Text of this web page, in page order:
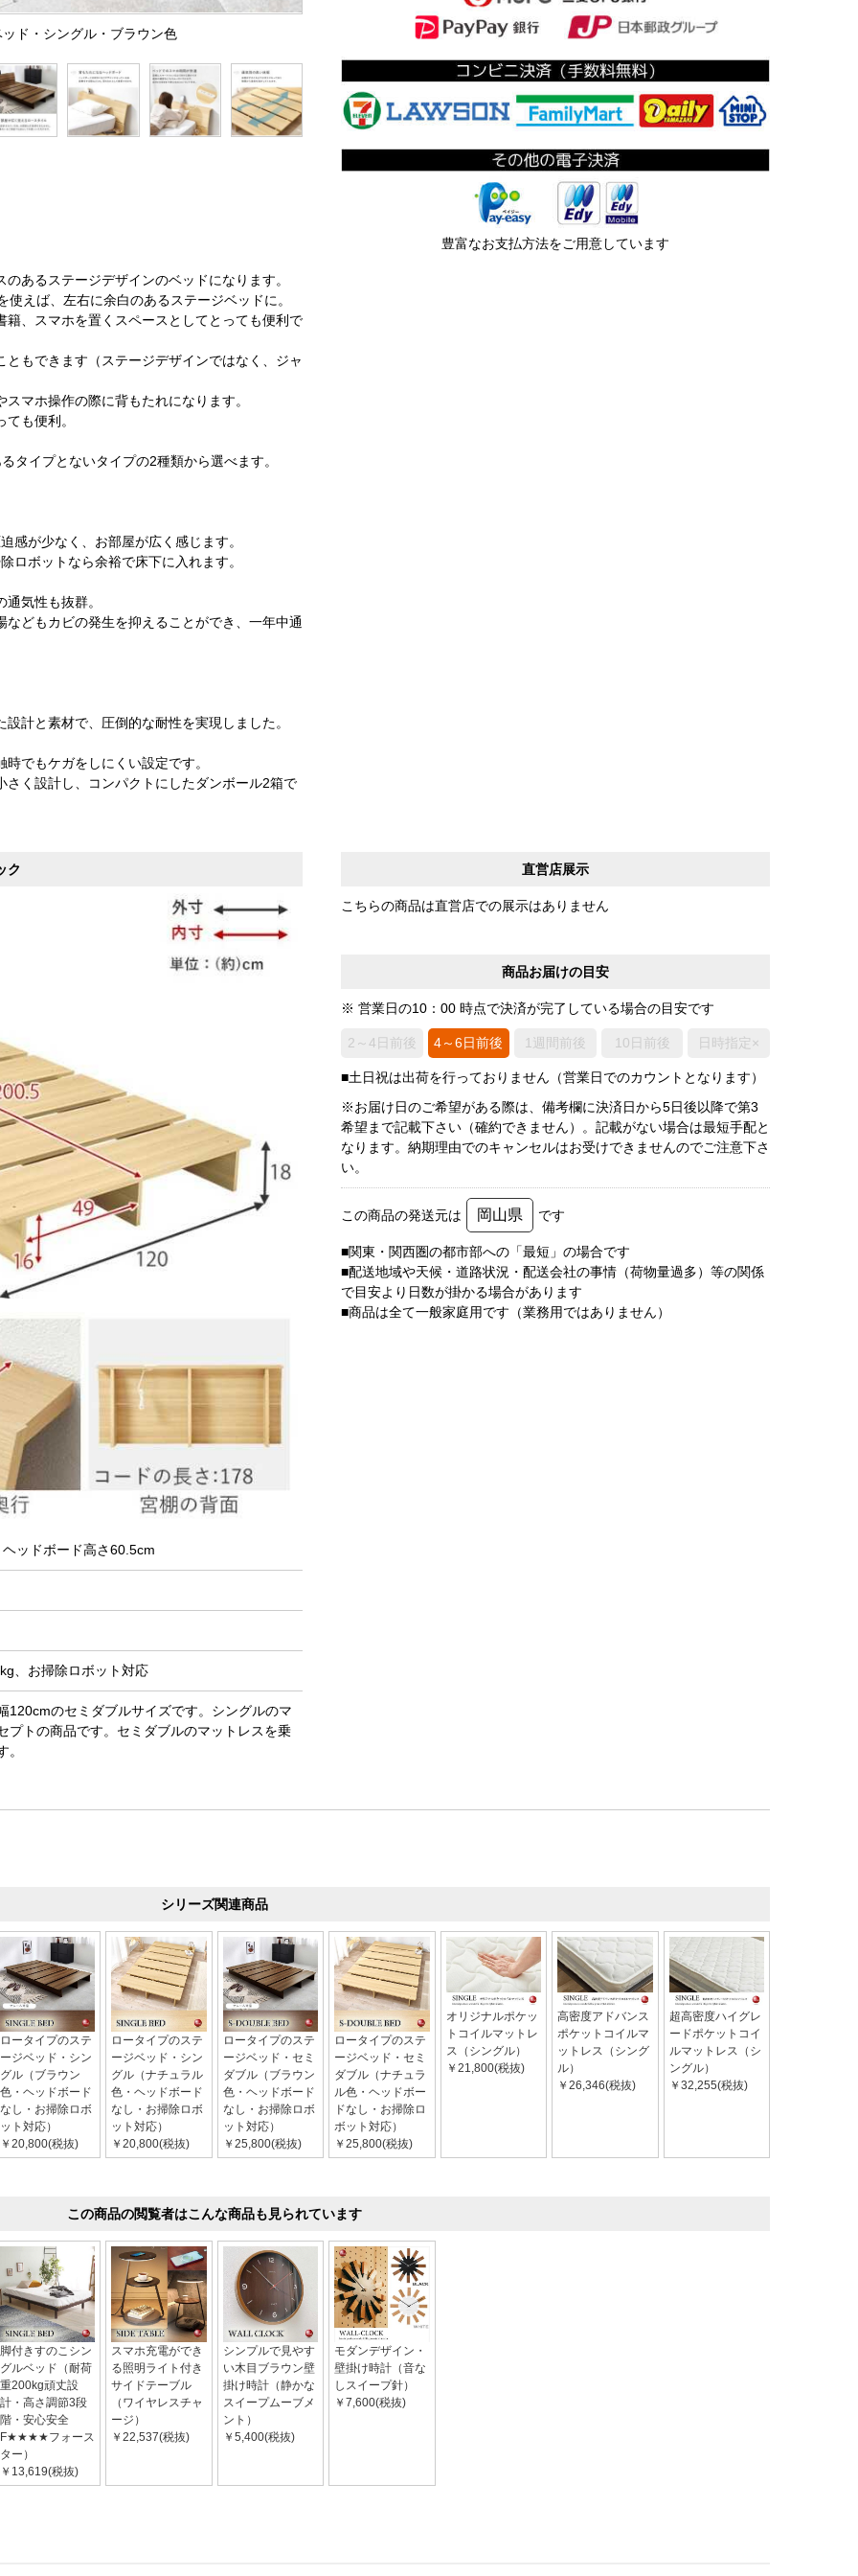
ド・シングル・ブラウン色
あるステージデザインのベッドになります。
えば、左右に余白のあるステージベッドに。
、スマホを置くスペースとしてとっても便利で
もできます（ステージデザインではなく、ジャ
マホ操作の際に背もたれになります。
も便利。
タイプとないタイプの2種類から選べます。
感が少なく、お部屋が広く感じます。
ロボットなら余裕で床下に入れます。
気性も抜群。
どもカビの発生を抑えることができ、一年中通
計と素材で、圧倒的な耐性を実現しました。
でもケガをしにくい設定です。
く設計し、コンパクトにしたダンボール2箱で
豊富なお支払方法をご用意しています
直営店展示
こちらの商品は直営店での展示はありません
商品お届けの目安
※ 営業日の10：00 時点で決済が完了している場合の目安です
2～4日前後 4～6日前後 1週間前後 10日前後 日時指定×
■土日祝は出荷を行っておりません（営業日でのカウントとなります）
※お届け日のご希望がある際は、備考欄に決済日から5日後以降で第3
希望まで記載下さい（確約できません）。記載がない場合は最短手配と
なります。納期理由でのキャンセルはお受けできませんのでご注意下さ
い。
この商品の発送元は 岡山県 です
■関東・関西圏の都市部への「最短」の場合です
■配送地域や天候・道路状況・配送会社の事情（荷物量過多）等の関係
で目安より日数が掛かる場合があります
■商品は全て一般家庭用です（業務用ではありません）
ク
ッドボード高さ60.5cm
、お掃除ロボット対応
のセミダブルサイズです。シングルのマ
プトの商品です。セミダブルのマットレスを乗
シリーズ関連商品
ロータイプのステ
ージベッド・シン
グル（ブラウン
色・ヘッドボード
なし・お掃除ロボ
ット対応）
￥20,800(税抜)
ロータイプのステ
ージベッド・シン
グル（ナチュラル
色・ヘッドボード
なし・お掃除ロボ
ット対応）
￥20,800(税抜)
ロータイプのステ
ージベッド・セミ
ダブル（ブラウン
色・ヘッドボード
なし・お掃除ロボ
ット対応）
￥25,800(税抜)
ロータイプのステ
ージベッド・セミ
ダブル（ナチュラ
ル色・ヘッドボー
ドなし・お掃除ロ
ボット対応）
￥25,800(税抜)
オリジナルポケッ
トコイルマットレ
ス（シングル）
￥21,800(税抜)
高密度アドバンス
ポケットコイルマ
ットレス（シング
ル）
￥26,346(税抜)
超高密度ハイグレ
ードポケットコイ
ルマットレス（シ
ングル）
￥32,255(税抜)
この商品の閲覧者はこんな商品も見られています
脚付きすのこシン
グルベッド（耐荷
重200kg頑丈設
計・高さ調節3段
階・安心安全
F★★★★フォース
ター）
￥13,619(税抜)
スマホ充電ができ
る照明ライト付き
サイドテーブル
（ワイヤレスチャ
ージ）
￥22,537(税抜)
シンプルで見やす
い木目ブラウン壁
掛け時計（静かな
スイープムーブメ
ント）
￥5,400(税抜)
モダンデザイン・
壁掛け時計（音な
しスイープ針）
￥7,600(税抜)